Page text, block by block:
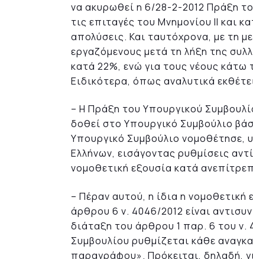
να ακυρωθεί η 6/28-2-2012 Πράξη
τις επιταγές του Μνημονίου ΙΙ και
απολύσεις. Και ταυτόχρονα, με τη
εργαζόμενους μετά τη λήξη της
κατά 22%, ενώ για τους νέους
Ειδικότερα, όπως αναλυτικά
– Η Πράξη του Υπουργικού
δοθεί στο Υπουργικό Συμβούλιο
Υπουργικό Συμβούλιο νομοθέτησε,
Ελλήνων, εισάγοντας ρυθμίσεις
νομοθετική εξουσία κατά
– Πέραν αυτού, η ίδια η
άρθρου 6 ν. 4046/2012 είναι
διάταξη του άρθρου 1 παρ. 6 του ν.
Συμβουλίου ρυθμίζεται κάθε
παραγράφου». Πρόκειται, δηλαδή,